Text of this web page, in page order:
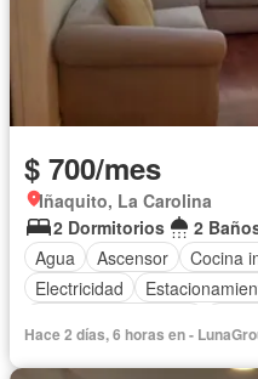
$ 700/mes
Iñaquito, La Carolina
2 Dormitorios
2
Agua
Ascensor Cocina
Electricidad
Completamente amoblado
Hace 2 días, 6 horas en -